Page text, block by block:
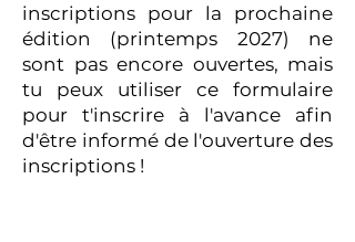
inscriptions pour la prochaine
édition (printemps 2027) ne
sont pas encore ouvertes, mais
tu peux utiliser ce formulaire
pour t'inscrire à l'avance afin
d'être informé de l'ouverture des
inscriptions !